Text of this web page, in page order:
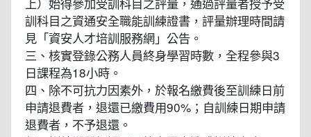
訓科目之資通安全職能訓練證書，評量辦理時間請
見「資安人才培訓服務網」公告。
三、核實登錄公務人員終身學習時數，全程參與3
日課程為18小時。
四、除不可抗力因素外，於報名繳費後至訓練日前
申請退費者，退還已繳費用90%；自訓練日期申請
退費者，不予退還。